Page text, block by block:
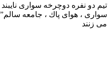
تيم دو نفره دوچرخه سوارى
سوارى ، هواى پاك ، جامعه
مى زنند